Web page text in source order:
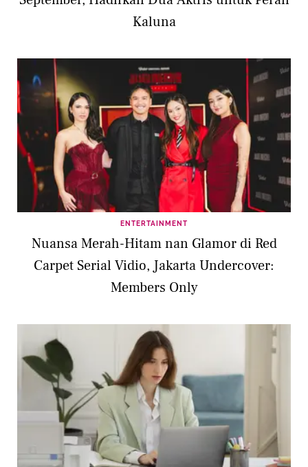
Kaluna
ENTERTAINMENT
Nuansa Merah-Hitam nan Glamor di Red
Carpet Serial Vidio, Jakarta Undercover:
Members Only